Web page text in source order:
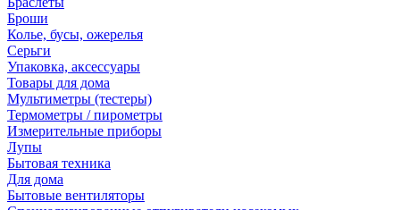
Броши
Колье, бусы, ожерелья
Серьги
Упаковка, аксессуары
Товары для дома
Мультиметры (тестеры)
Термометры / пирометры
Измерительные приборы
Лупы
Бытовая техника
Для дома
Бытовые вентиляторы